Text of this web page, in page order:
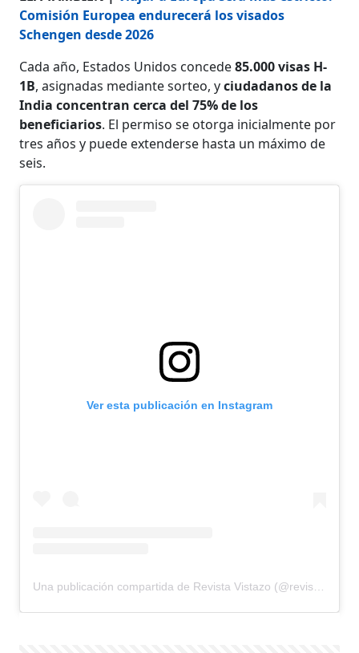
Comisión Europea endurecerá los visados
Schengen desde 2026
Cada año, Estados Unidos concede85.000 visas H-
1B, asignadas mediante sorteo, yciudadanos de la
India concentran cerca del 75% de los
beneficiarios. El permiso se otorga inicialmente por
tres años y puede extenderse hasta un máximo de
seis.
Ver esta publicación en Instagram